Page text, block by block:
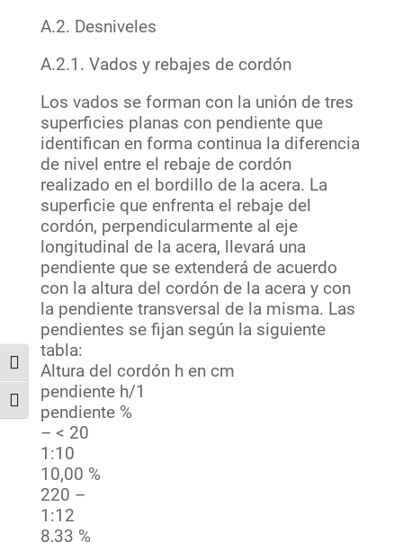
Alternar alto contraste
Alternar tamaño de letra
A.2. Desniveles
A.2.1. Vados y rebajes de cordón
Los vados se forman con la unión de tres
superficies planas con pendiente que
identifican en forma continua la diferencia
de nivel entre el rebaje de cordón
realizado en el bordillo de la acera. La
superficie que enfrenta el rebaje del
cordón, perpendicularmente al eje
longitudinal de la acera, llevará una
pendiente que se extenderá de acuerdo
con la altura del cordón de la acera y con
la pendiente transversal de la misma. Las
pendientes se fijan según la siguiente
tabla:
Altura del cordón h en cm
pendiente h/1
pendiente %
– < 20
1:10
10,00 %
220 –
1:12
8,33 %